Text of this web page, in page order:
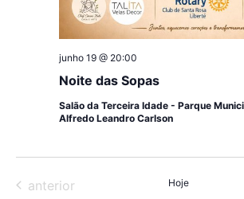
Noite das Sopas
junho 19 @ 20:00
Salão da Terceira Idade - Parque
Alfredo Leandro Carlson
Eventos
anterior Hoje